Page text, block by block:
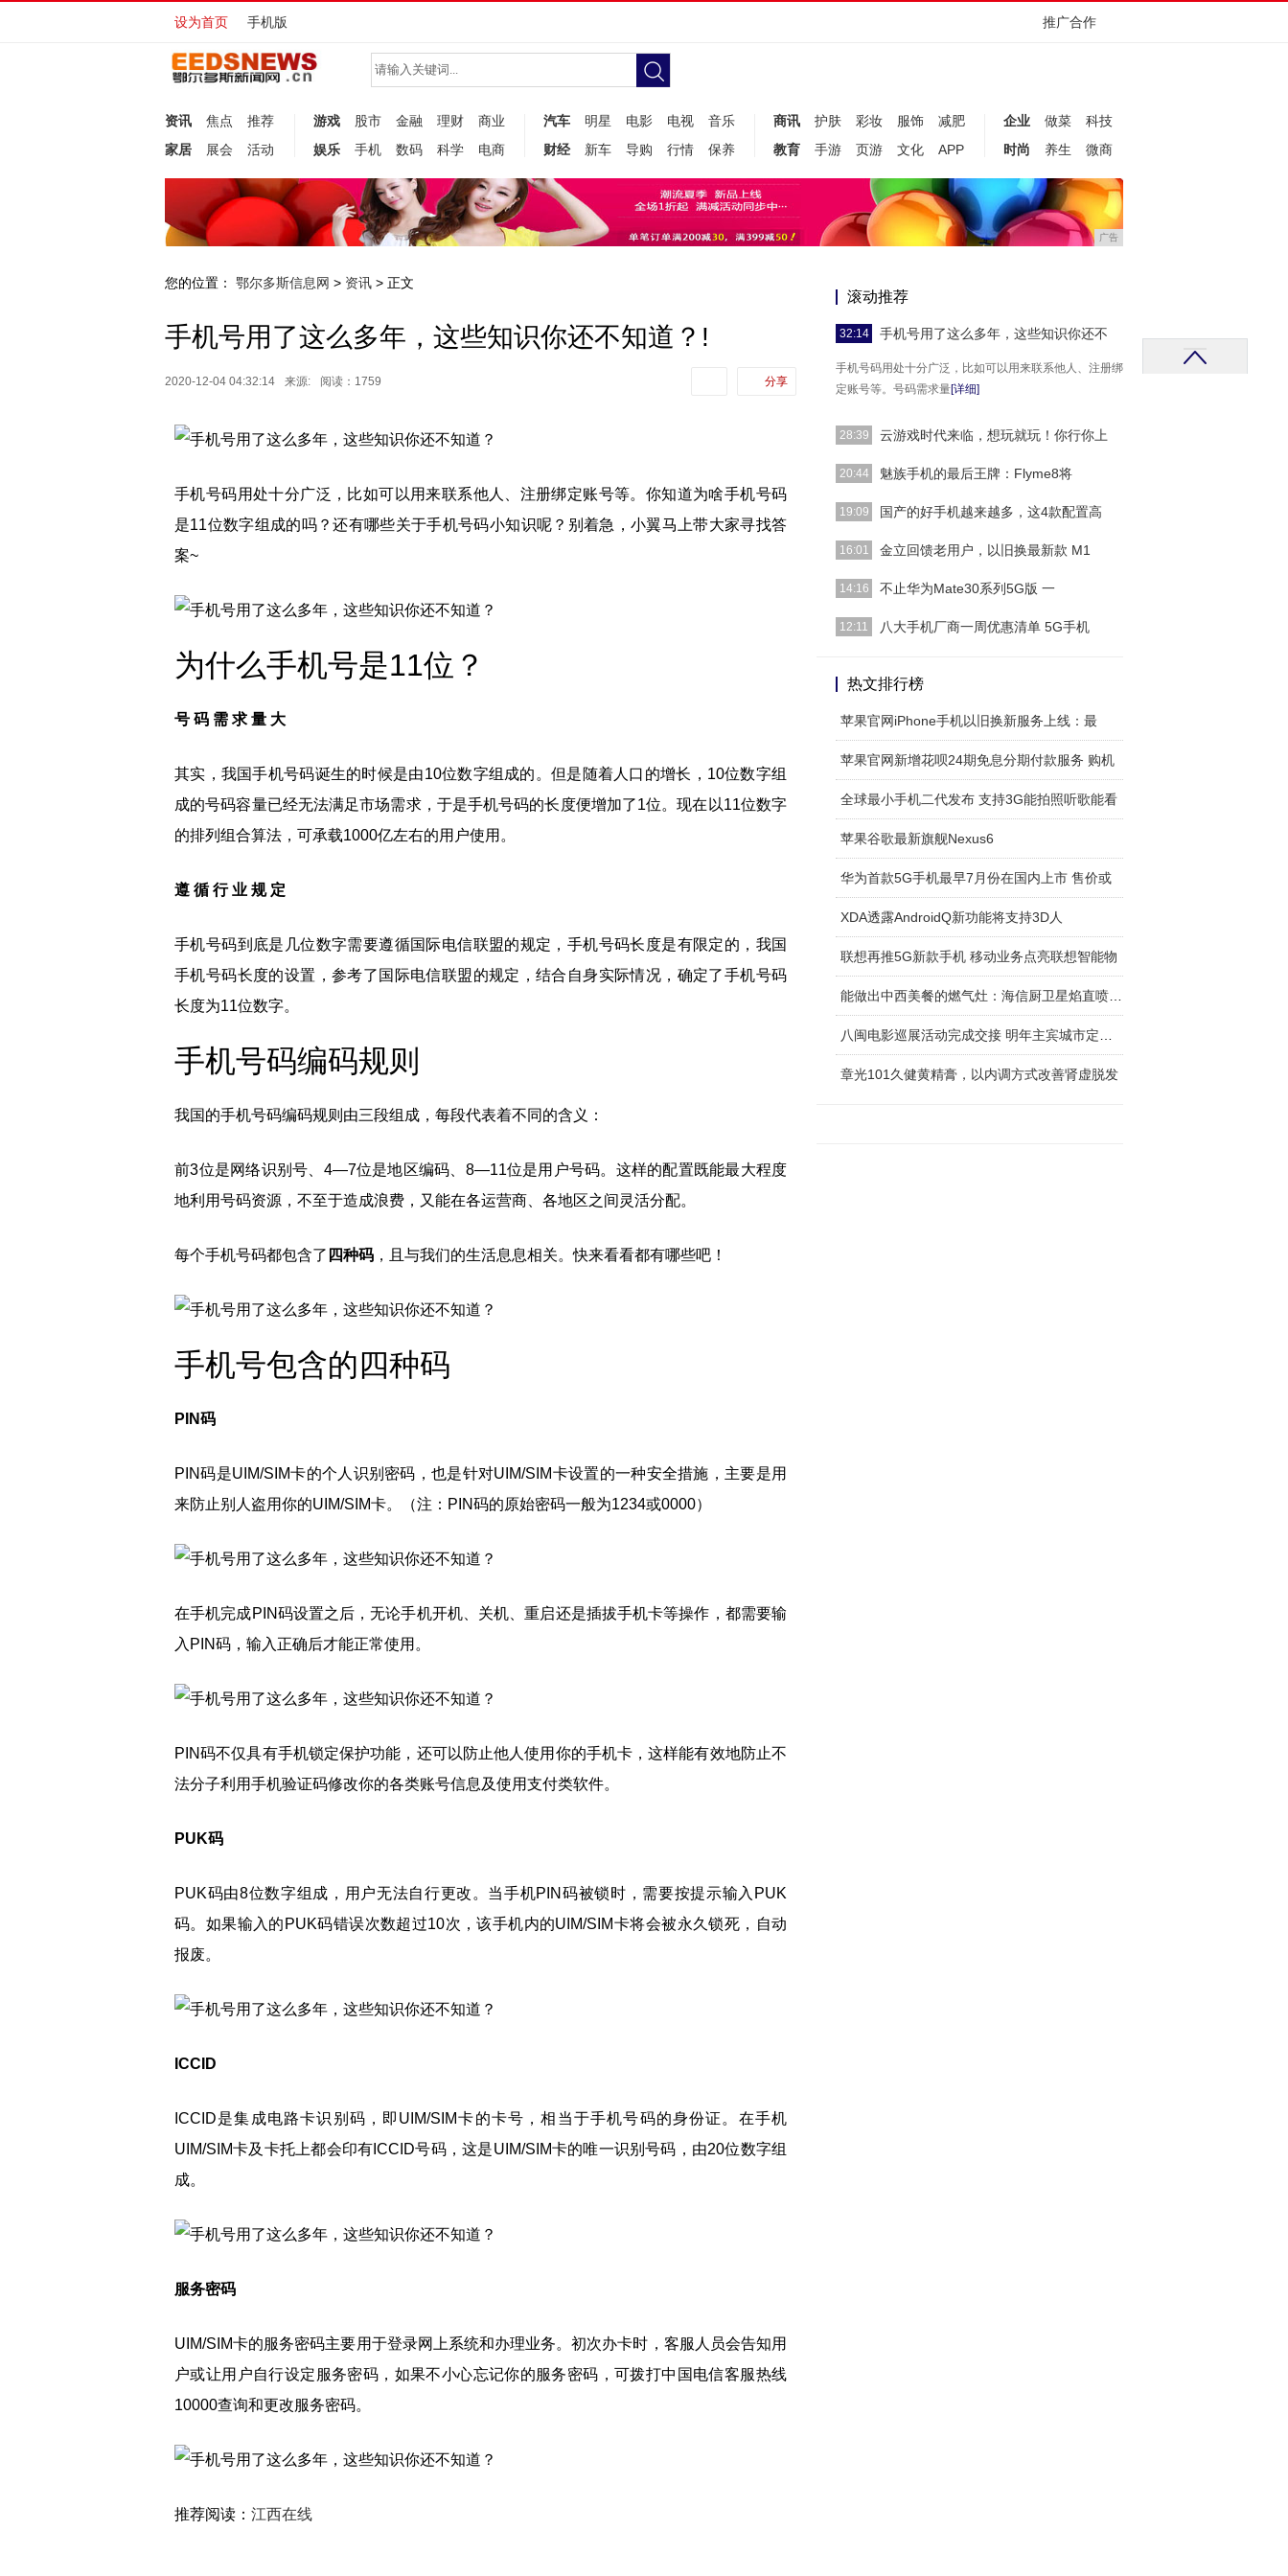
设为首页 手机版 推广合作
资讯 焦点
推荐
家居
展会 活动
游戏 股市 金融 理财
商业
娱乐
手机 数码 科学 电商
汽车 明星 电影 电视
音乐
财经
新车 导购 行情 保养
商讯 护肤 彩妆 服饰
减肥
教育
手游 页游 文化 APP
企业 做菜
科技
时尚
养生 微商
广告
您的位置： 鄂尔多斯信息网 > 资讯 > 正文
手机号用了这么多年，这些知识你还不知道？!
2020-12-04 04:32:14 来源: 阅读：1759 分享
手机号码用处十分广泛，比如可以用来联系他人、注册绑定账号等。你知道为啥手机号码
是11位数字组成的吗？还有哪些关于手机号码小知识呢？别着急，小翼马上带大家寻找答
案~
为什么手机号是11位？
号 码 需 求 量 大
其实，我国手机号码诞生的时候是由10位数字组成的。但是随着人口的增长，10位数字组
成的号码容量已经无法满足市场需求，于是手机号码的长度便增加了1位。现在以11位数字
的排列组合算法，可承载1000亿左右的用户使用。
遵 循 行 业 规 定
手机号码到底是几位数字需要遵循国际电信联盟的规定，手机号码长度是有限定的，我国
手机号码长度的设置，参考了国际电信联盟的规定，结合自身实际情况，确定了手机号码
长度为11位数字。
手机号码编码规则
我国的手机号码编码规则由三段组成，每段代表着不同的含义：
前3位是网络识别号、4—7位是地区编码、8—11位是用户号码。这样的配置既能最大程度
地利用号码资源，不至于造成浪费，又能在各运营商、各地区之间灵活分配。
每个手机号码都包含了 四种码 ，且与我们的生活息息相关。快来看看都有哪些吧！
手机号包含的四种码
PIN码
PIN码是UIM/SIM卡的个人识别密码，也是针对UIM/SIM卡设置的一种安全措施，主要是用
来防止别人盗用你的UIM/SIM卡。（注：PIN码的原始密码一般为1234或0000）
在手机完成PIN码设置之后，无论手机开机、关机、重启还是插拔手机卡等操作，都需要输
入PIN码，输入正确后才能正常使用。
PIN码不仅具有手机锁定保护功能，还可以防止他人使用你的手机卡，这样能有效地防止不
法分子利用手机验证码修改你的各类账号信息及使用支付类软件。
PUK码
PUK码由8位数字组成，用户无法自行更改。当手机PIN码被锁时，需要按提示输入PUK
码。如果输入的PUK码错误次数超过10次，该手机内的UIM/SIM卡将会被永久锁死，自动
报废。
ICCID
ICCID是集成电路卡识别码，即UIM/SIM卡的卡号，相当于手机号码的身份证。在手机
UIM/SIM卡及卡托上都会印有ICCID号码，这是UIM/SIM卡的唯一识别号码，由20位数字组
成。
服务密码
UIM/SIM卡的服务密码主要用于登录网上系统和办理业务。初次办卡时，客服人员会告知用
户或让用户自行设定服务密码，如果不小心忘记你的服务密码，可拨打中国电信客服热线
10000查询和更改服务密码。
推荐阅读： 江西在线
滚动推荐
32:14 手机号用了这么多年，这些知识你还不
手机号码用处十分广泛，比如可以用来联系他人、注册绑
定账号等。号码需求量[详细]
28:39 云游戏时代来临，想玩就玩！你行你上
今天谷歌在GDC2019大会上，正式公布了云游戏平
20:44 魅族手机的最后王牌：Flyme8将
但小智要说句公道话，魅族16S之所以有如此遭遇，魅族
19:09 国产的好手机越来越多，这4款配置高
其支持屏下指纹、IP68级别防水、40W的超级快充、华
16:01 金立回馈老用户，以旧换最新款 M1
日前金立官网突然发布了回馈老用户活动，活动时间从
14:16 不止华为Mate30系列5G版 一
不止是华为Mate30系列5G版，今天还有多款华为新品开
12:11 八大手机厂商一周优惠清单 5G手机
[详细]
热文排行榜
苹果官网iPhone手机以旧换新服务上线：最
苹果官网新增花呗24期免息分期付款服务 购机
全球最小手机二代发布 支持3G能拍照听歌能看
苹果谷歌最新旗舰Nexus6
华为首款5G手机最早7月份在国内上市 售价或
XDA透露AndroidQ新功能将支持3D人
联想再推5G新款手机 移动业务点亮联想智能物
章光101久健黄精膏，以内调方式改善肾虚脱发